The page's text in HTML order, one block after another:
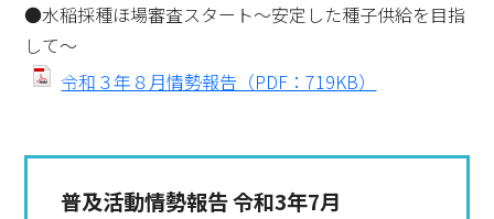
●水稲採種ほ場審査スタート～安定した種子供給を目指
して～
令和３年８月情勢報告（PDF：719KB）
普及活動情勢報告 令和3年7月